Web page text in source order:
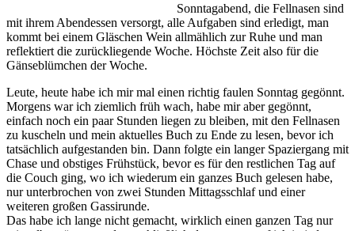
Sonntagabend, die Fellnasen sind
mit ihrem Abendessen versorgt, alle Aufgaben sind erledigt, man
kommt bei einem Gläschen Wein allmählich zur Ruhe und man
reflektiert die zurückliegende Woche. Höchste Zeit also für die
Gänseblümchen der Woche.
Leute, heute habe ich mir mal einen richtig faulen Sonntag gegönnt.
Morgens war ich ziemlich früh wach, habe mir aber gegönnt,
einfach noch ein paar Stunden liegen zu bleiben, mit den Fellnasen
zu kuscheln und mein aktuelles Buch zu Ende zu lesen, bevor ich
tatsächlich aufgestanden bin. Dann folgte ein langer Spaziergang mit
Chase und obstiges Frühstück, bevor es für den restlichen Tag auf
die Couch ging, wo ich wiederum ein ganzes Buch gelesen habe,
nur unterbrochen von zwei Stunden Mittagsschlaf und einer
weiteren großen Gassirunde.
Das habe ich lange nicht gemacht, wirklich einen ganzen Tag nur